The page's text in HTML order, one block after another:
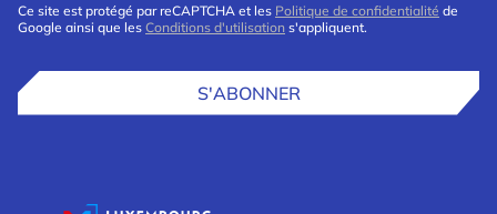
Ce site est protégé par reCAPTCHA et les Politique de confidentialité de
Google ainsi que les Conditions d'utilisation s'appliquent.
S'ABONNER